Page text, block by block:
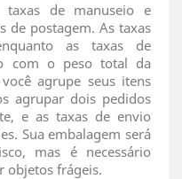
de manuseio e
de postagem. As taxas
as taxas de
com o peso total da
agrupe seus itens
agrupar dois pedidos
e as taxas de envio
Sua embalagem será
mas é necessário
objetos frágeis.